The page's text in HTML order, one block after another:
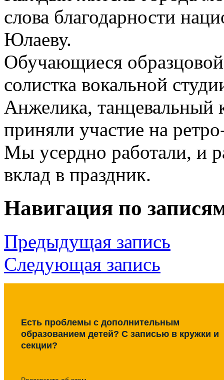
слова благодарности
Юлаеву.
Обучающиеся
солистка вокальной
Анжелика, танцевальный
приняли участие на
Мы усердно работали, и
вклад в праздник.
Навигация по
Предыдущая запись
Следующая запись
Есть проблемы с дополнительным
образованием детей? С записью в кружки и
секции?